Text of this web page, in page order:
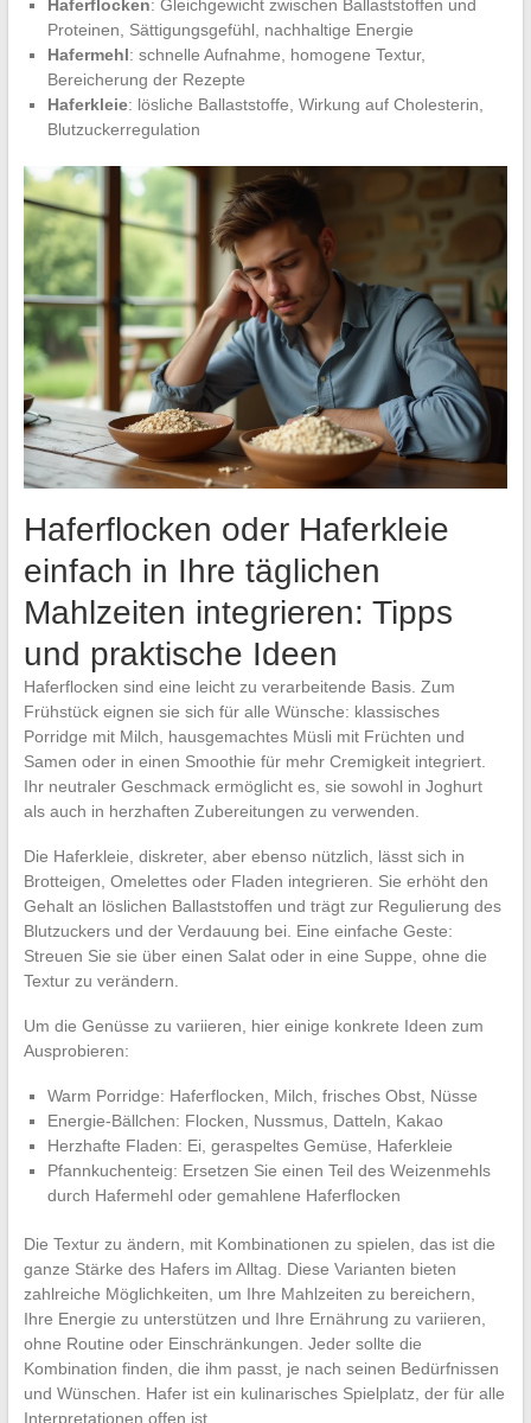
Haferflocken: Gleichgewicht zwischen Ballaststoffen und
Proteinen, Sättigungsgefühl, nachhaltige Energie
Hafermehl: schnelle Aufnahme, homogene Textur,
Bereicherung der Rezepte
Haferkleie: lösliche Ballaststoffe, Wirkung auf Cholesterin,
Blutzuckerregulation
Haferflocken oder Haferkleie
einfach in Ihre täglichen
Mahlzeiten integrieren: Tipps
und praktische Ideen
Haferflocken sind eine leicht zu verarbeitende Basis. Zum
Frühstück eignen sie sich für alle Wünsche: klassisches
Porridge mit Milch, hausgemachtes Müsli mit Früchten und
Samen oder in einen Smoothie für mehr Cremigkeit integriert.
Ihr neutraler Geschmack ermöglicht es, sie sowohl in Joghurt
als auch in herzhaften Zubereitungen zu verwenden.
Die Haferkleie, diskreter, aber ebenso nützlich, lässt sich in
Brotteigen, Omelettes oder Fladen integrieren. Sie erhöht den
Gehalt an löslichen Ballaststoffen und trägt zur Regulierung des
Blutzuckers und der Verdauung bei. Eine einfache Geste:
Streuen Sie sie über einen Salat oder in eine Suppe, ohne die
Textur zu verändern.
Um die Genüsse zu variieren, hier einige konkrete Ideen zum
Ausprobieren:
Warm Porridge: Haferflocken, Milch, frisches Obst, Nüsse
Energie-Bällchen: Flocken, Nussmus, Datteln, Kakao
Herzhafte Fladen: Ei, geraspeltes Gemüse, Haferkleie
Pfannkuchenteig: Ersetzen Sie einen Teil des Weizenmehls
durch Hafermehl oder gemahlene Haferflocken
Die Textur zu ändern, mit Kombinationen zu spielen, das ist die
ganze Stärke des Hafers im Alltag. Diese Varianten bieten
zahlreiche Möglichkeiten, um Ihre Mahlzeiten zu bereichern,
Ihre Energie zu unterstützen und Ihre Ernährung zu variieren,
ohne Routine oder Einschränkungen. Jeder sollte die
Kombination finden, die ihm passt, je nach seinen Bedürfnissen
und Wünschen. Hafer ist ein kulinarisches Spielplatz, der für alle
Interpretationen offen ist.